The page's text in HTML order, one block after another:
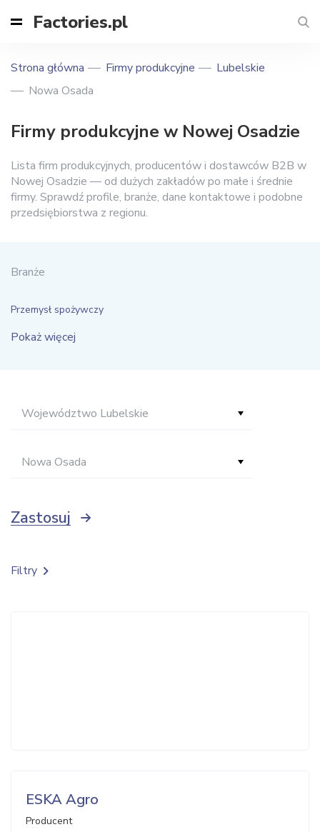
Factories.pl
Strona główna Firmy produkcyjne
Lubelskie
Nowa Osada
Firmy produkcyjne w Nowej Osadzie
Lista firm produkcyjnych, producentów i dostawców B2B w
Nowej Osadzie — od dużych zakładów po małe i średnie
firmy. Sprawdź profile, branże, dane kontaktowe i podobne
przedsiębiorstwa z regionu.
Branże
Przemysł spożywczy
Pokaż więcej
Województwo Lubelskie
Nowa Osada
Zastosuj
ESKA Agro
Producent
Filtry